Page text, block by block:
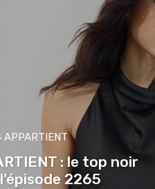
APPARTIENT
: le top noir
2265